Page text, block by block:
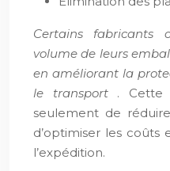
Certains
volume de leurs
en améliorant la
le transport . Cette
seulement de
d’optimiser les coûts
l’expédition.